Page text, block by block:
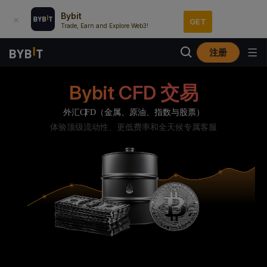
Bybit
Trade, Earn and Explore Web3! GET
注册
Bybit CFD 交易
外汇CFD（金属、原油、指数与股票）
体验顶级流动性、更低费率和全天候专属客服